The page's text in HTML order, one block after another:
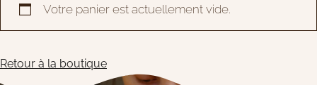
Votre panier est actuellement vide.
Retour à la boutique